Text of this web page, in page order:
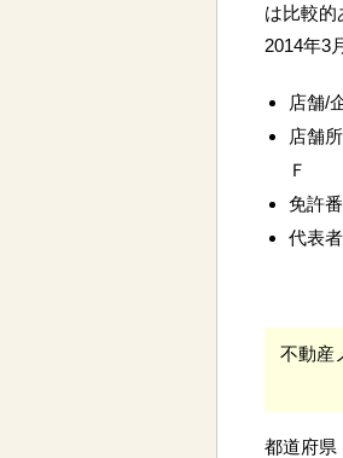
は比較的
2014年3
店舗/
店舗
Ｆ
免許
代表
不動産
都道府県